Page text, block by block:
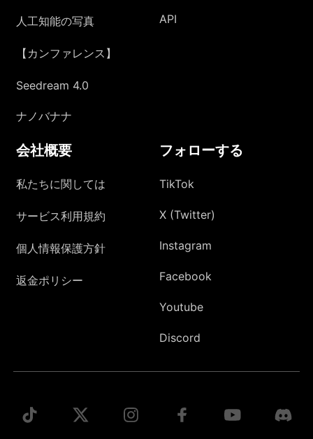
人工知能の写真
【カンファレンス】
Seedream 4.0
ナノバナナ
API
会社概要
私たちに関しては
サービス利用規約
個人情報保護方針
返金ポリシー
フォローする
TikTok
X (Twitter)
Instagram
Facebook
Youtube
Discord